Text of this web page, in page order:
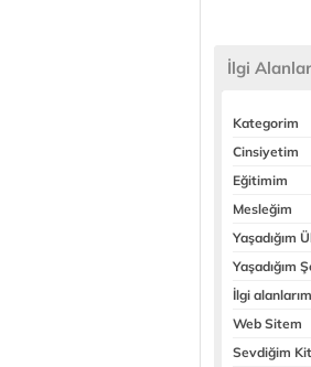
İlgi
Kategorim
Cinsiyetim
Eğitimim
Mesleğim
Yaşadığım
Yaşadığım
İlgi alanlarım
Web Sitem
Sevdiğim